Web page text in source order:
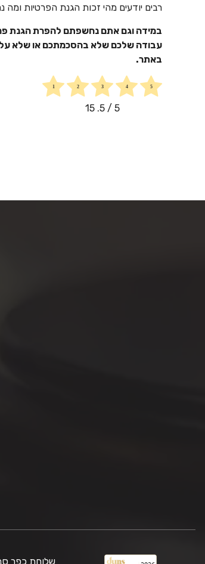
רבים יודעים מהי זכות הגנת הפרטיות
במידה וגם אתם נחשפתם להפרת הגנת
עבודה שלכם שלא בהסכמתכם או שלא על
באתר.
5
/ 5.
15
שלוחת כפר